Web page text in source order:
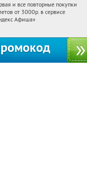
15:21:28 Получили:
и все повторные покупки
от 3000р. в сервисе
Афиша»